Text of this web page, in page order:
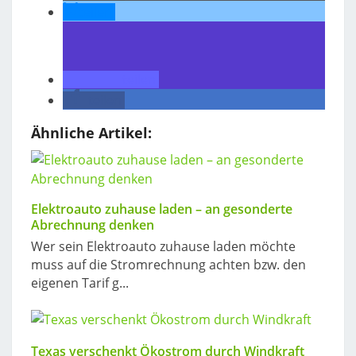
Ähnliche Artikel:
Elektroauto zuhause laden – an gesonderte
Abrechnung denken
Wer sein Elektroauto zuhause laden möchte
muss auf die Stromrechnung achten bzw. den
eigenen Tarif g...
Texas verschenkt Ökostrom durch Windkraft